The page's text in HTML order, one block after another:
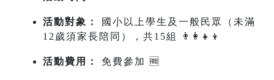
活動對象：
國小以上學生及一般民眾（未滿
12歲須家長陪同），共15組 👨‍👩‍👧‍👦
活動費用： 免費參加 🆓